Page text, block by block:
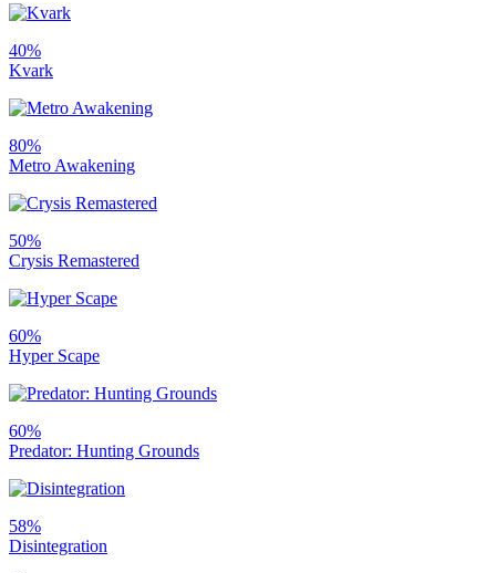
40%
Kvark
80%
Metro Awakening
50%
Crysis Remastered
60%
Hyper Scape
60%
Predator: Hunting Grounds
58%
Disintegration